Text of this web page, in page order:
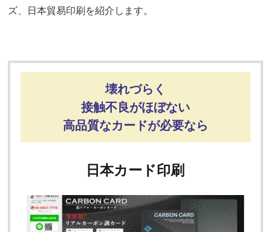
ズ、日本貿易印刷を紹介します。
壊れづらく
接触不良がほぼない
高品質なカードが必要なら
日本カード印刷